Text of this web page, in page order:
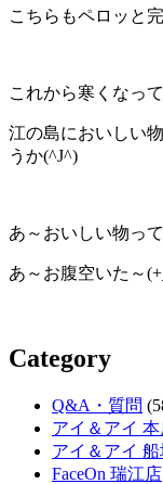
こちらもペロッと
これから寒くなっ
江の島においしい
うか(^J^)
あ～おいしい物っ
あ～お腹空いた～
Category
Q&A・質問
アイ＆アイ 本
アイ＆アイ
FaceOn 瑞江店